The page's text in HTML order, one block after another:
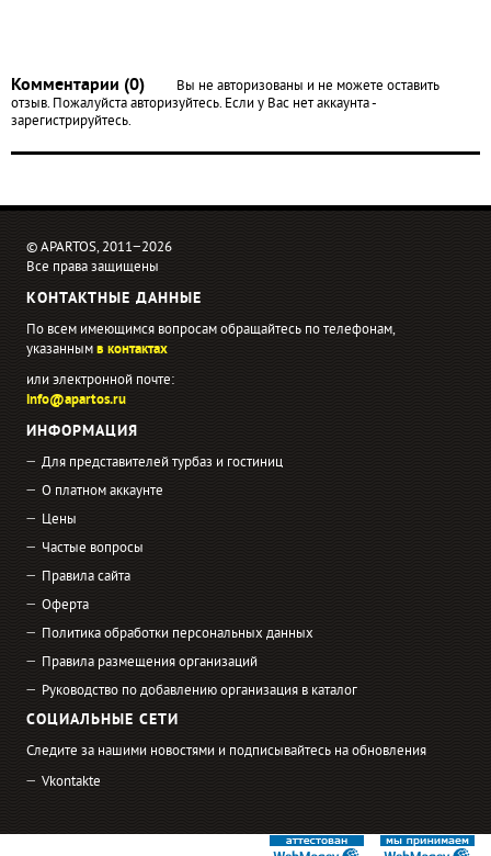
Комментарии (0)
Вы не авторизованы и не можете оставить
отзыв. Пожалуйста авторизуйтесь. Если у Вас нет аккаунта -
зарегистрируйтесь.
© APARTOS, 2011−2026
Все права защищены
КОНТАКТНЫЕ ДАННЫЕ
По всем имеющимся вопросам обращайтесь по телефонам,
указаннымв контактах
или электронной почте:
info@apartos.ru
ИНФОРМАЦИЯ
Для представителей турбаз и гостиниц
О платном аккаунте
Цены
Частые вопросы
Правила сайта
Оферта
Политика обработки персональных данных
Правила размещения организаций
Руководство по добавлению организация в каталог
СОЦИАЛЬНЫЕ СЕТИ
Следите за нашими новостями и подписывайтесь на обновления
Vkontakte